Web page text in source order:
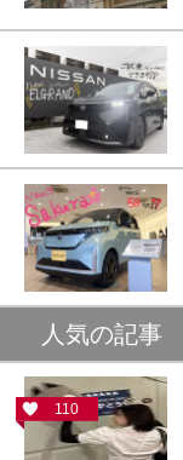
人気の記事
110